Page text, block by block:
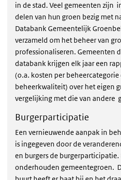
in de stad. Veel gemeenten zijn
delen van hun groen bezig met
Databank Gemeentelijk
verzameld om het beheer van
professionaliseren. Gemeenten
databank krijgen elk jaar een
(o.a. kosten per
beheerkwaliteit) over het eigen
vergelijking met die van andere
Burgerparticipatie
Een vernieuwende aanpak in
is ingegeven door de
en burgers de
onderhouden gemeentegroen.